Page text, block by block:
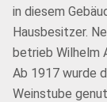
in diesem
Hausbesitzer.
betrieb Wilhelm
Ab 1917 wurde
Weinstube